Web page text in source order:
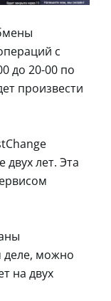
с
до 20-00 по
произвести
лет. Эта
деле, можно
на двух